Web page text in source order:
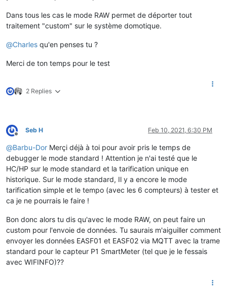
Dans tous les cas le mode RAW permet de déporter tout
traitement "custom" sur le système domotique.
@Charles qu'en penses tu ?
Merci de ton temps pour le test
2 Replies
Offline
Seb H Feb 10, 2021, 6:30 PM
@Barbu-Dor Merçi déjà à toi pour avoir pris le temps de
debugger le mode standard ! Attention je n'ai testé que le
HC/HP sur le mode standard et la tarification unique en
historique. Sur le mode standard, Il y a encore le mode
tarification simple et le tempo (avec les 6 compteurs) à tester et
ca je ne pourrais le faire !
Bon donc alors tu dis qu'avec le mode RAW, on peut faire un
custom pour l'envoie de données. Tu saurais m'aiguiller comment
envoyer les données EASF01 et EASF02 via MQTT avec la trame
standard pour le capteur P1 SmartMeter (tel que je le fessais
avec WIFINFO)??